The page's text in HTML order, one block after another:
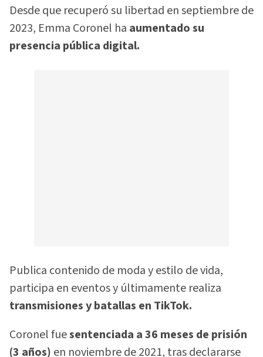
Desde que recuperó su libertad en septiembre de
2023, Emma Coronel ha aumentado su
presencia pública digital.
Publica contenido de moda y estilo de vida,
participa en eventos y últimamente realiza
transmisiones y batallas en TikTok.
Coronel fuesentenciada a 36 meses de prisión
(3 años) en noviembre de 2021, tras declararse